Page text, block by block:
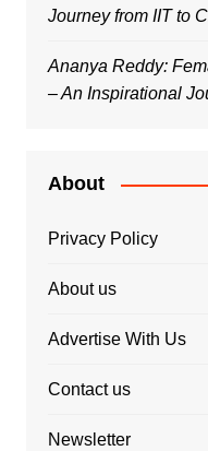
Journey from IIT to
Ananya Reddy:
– An Inspirational
About
Privacy Policy
About us
Advertise With Us
Contact us
Newsletter